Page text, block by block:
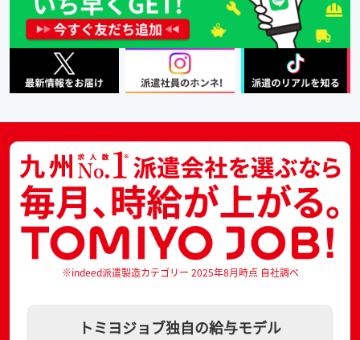
※indeed派遣製造カテゴリー 2025年8月時点 自社調べ
トミヨジョブ独自の給与モデル